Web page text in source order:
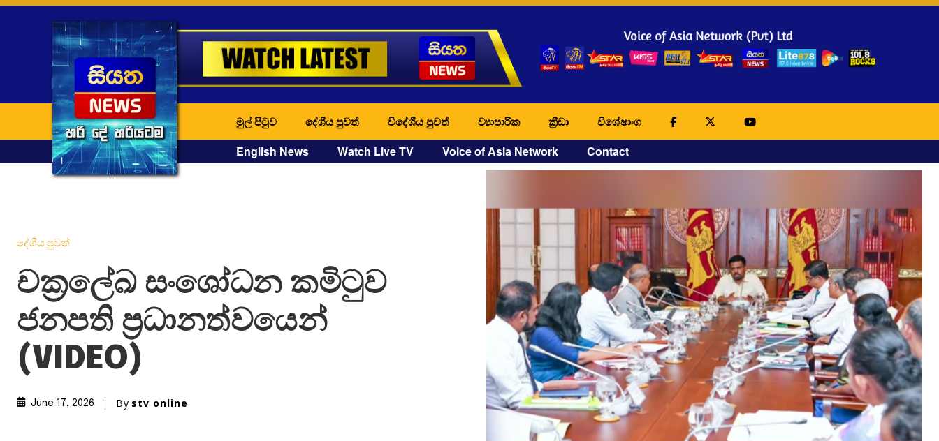
මුල් පිටුව දේශීය පුවත් විදේශීය පුවත් ව්‍යාපාරික ක්‍රීඩා විශේෂාංග
English News Watch Live TV Voice of Asia Network Contact
දේශීය පුවත්
චක්‍රලේඛ සංශෝධන කමිටුව
ජනපති ප්‍රධානත්වයෙන්
(VIDEO)
June 17, 2026 By stv online